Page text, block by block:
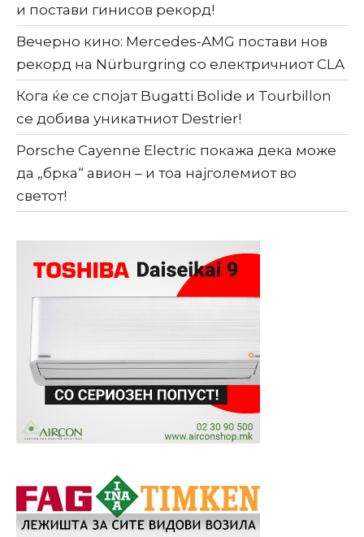
и постави гинисов рекорд!
Вечерно кино: Mercedes-AMG постави нов
рекорд на Nürburgring со електричниот CLA
Кога ќе се спојат Bugatti Bolide и Tourbillon
се добива уникатниот Destrier!
Porsche Cayenne Electric покажа дека може
да „брка“ авион – и тоа најголемиот во
светот!